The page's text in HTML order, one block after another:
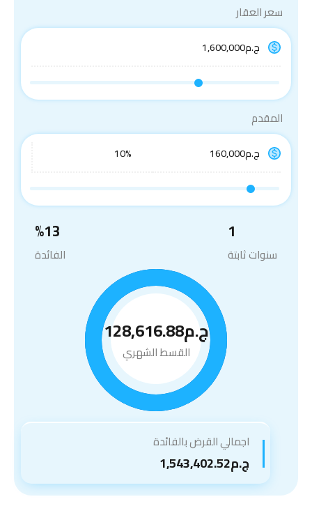
سعر العقار
المقدم
1
سنوات ثابتة
13
%
الفائدة
ج.م128,616.88
القسط الشهري
اجمالي القرض بالفائدة
ج.م1,543,402.52